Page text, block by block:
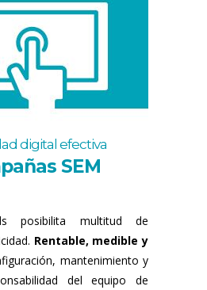
digital efectiva
SEM
posibilita multitud de
Rentable, medible y
mantenimiento y
del equipo de